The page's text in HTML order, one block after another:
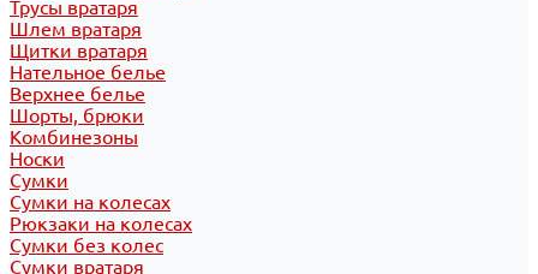
Трусы вратаря
Шлем вратаря
Щитки вратаря
Нательное белье
Верхнее белье
Шорты, брюки
Комбинезоны
Носки
Сумки
Сумки на колесах
Рюкзаки на колесах
Сумки без колес
Сумки вратаря